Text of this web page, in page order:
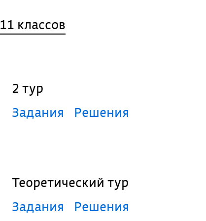
11 классов
2 тур
Задания
Решения
Теоретический тур
Задания
Решения